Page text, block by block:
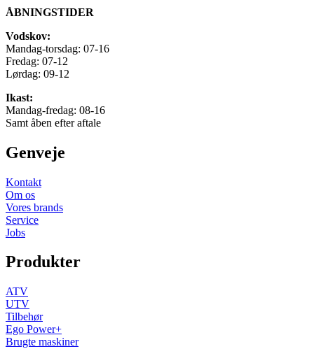
ÅBNINGSTIDER
Vodskov:
Mandag-torsdag: 07-16
Fredag: 07-12
Lørdag: 09-12
Ikast:
Mandag-fredag: 08-16
Samt åben efter aftale
Genveje
Kontakt
Om os
Vores brands
Service
Jobs
Produkter
ATV
UTV
Tilbehør
Ego Power+
Brugte maskiner